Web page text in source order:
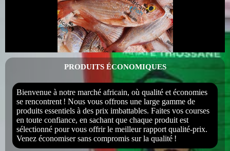
PRODUITS ÉCONOMIQUES
Bienvenue à notre marché africain, où qualité et économies
se rencontrent ! Nous vous offrons une large gamme de
produits essentiels à des prix imbattables. Faites vos courses
en toute confiance, en sachant que chaque produit est
sélectionné pour vous offrir le meilleur rapport qualité-prix.
Venez économiser sans compromis sur la qualité !